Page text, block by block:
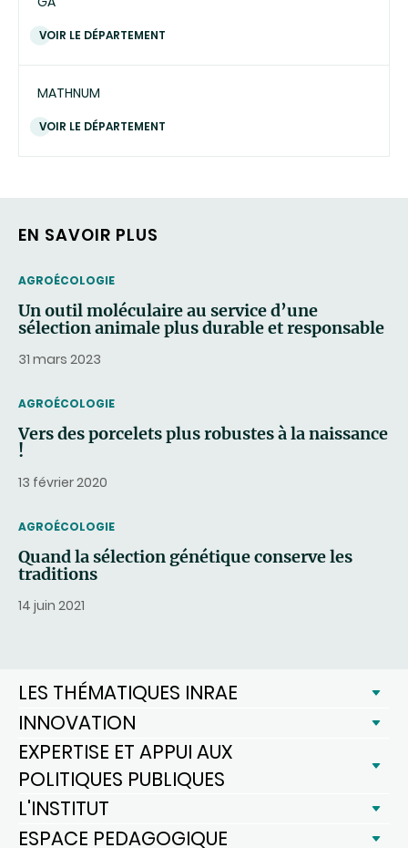
VOIR LE DÉPARTEMENT
MATHNUM
VOIR LE DÉPARTEMENT
EN SAVOIR PLUS
THEMATIC
AGROÉCOLOGIE
Un outil moléculaire au service d’une
sélection animale plus durable et responsable
31 mars 2023
THEMATIC
AGROÉCOLOGIE
Vers des porcelets plus robustes à la naissance
!
13 février 2020
THEMATIC
AGROÉCOLOGIE
Quand la sélection génétique conserve les
traditions
14 juin 2021
LES THÉMATIQUES INRAE
INNOVATION
EXPERTISE ET APPUI AUX
POLITIQUES PUBLIQUES
L'INSTITUT
ESPACE PEDAGOGIQUE